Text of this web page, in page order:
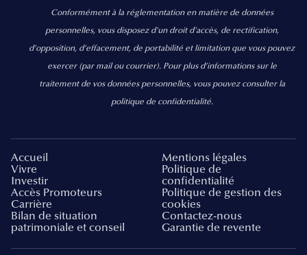
Conformément à la réglementation en matière de données
personnelles, vous disposez d'un droit d'accès, de rectification,
d’opposition, d’effacement, de portabilité et limitation que vous pouvez
exercer (par mail ou courrier). Pour plus d’informations sur le
traitement de vos données personnelles, vous pouvez consulter la
politique de confidentialité.
Accueil
Vivre
Investir
Accès Promoteurs
Carrière
Bilan de situation
patrimoniale et conseil
Mentions légales
Politique de
confidentialité
Politique de gestion des
cookies
Contactez-nous
Garantie de revente